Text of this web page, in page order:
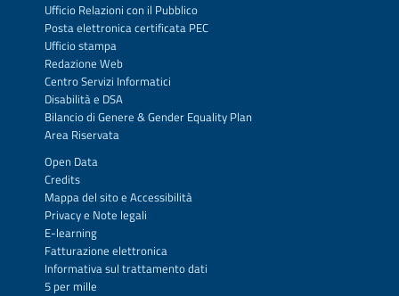
Ufficio Relazioni con il Pubblico
Posta elettronica certificata PEC
Ufficio stampa
Redazione Web
Centro Servizi Informatici
Disabilità e DSA
Bilancio di Genere & Gender Equality Plan
Area Riservata
Open Data
Credits
Mappa del sitoe Accessibilità
Privacye Note legali
E-learning
Fatturazione elettronica
Informativa sul trattamento dati
5 per mille